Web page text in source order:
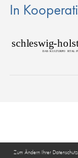
In
schleswig-ho
DAS KULTURPO RTAL
Zum Ändern Ihrer